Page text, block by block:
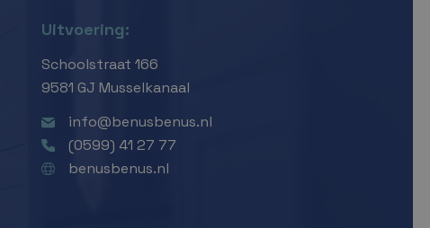
Uitvoering:
Schoolstraat 166
9581 GJ Musselkanaal
info@benusbenus.nl
(0599) 41 27 77
benusbenus.nl